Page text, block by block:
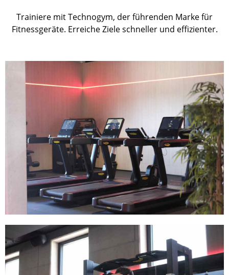
Trainiere mit Technogym, der führenden Marke für
Fitnessgeräte. Erreiche Ziele schneller und effizienter.